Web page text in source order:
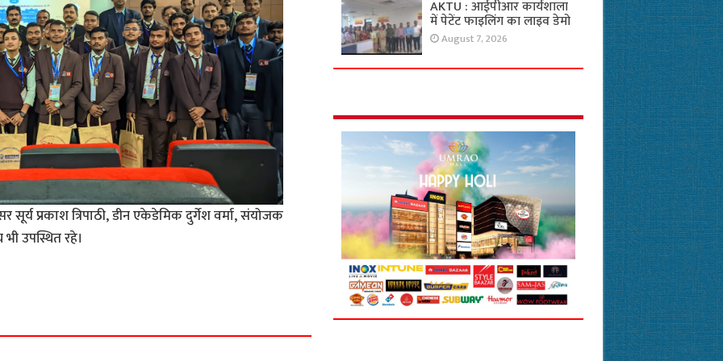
प्रकाश त्रिपाठी, डीन एकेडेमिक दुर्गेश वर्मा, संयोजक
उपस्थित रहे।
AKTU : आईपीआर कार्यशाला
में पेटेंट फाइलिंग का लाइव डेमो
August 7, 2026